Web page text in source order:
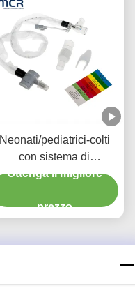
Neonati/pediatrici-colti
con sistema di
aspirazione chiuso
Ottenga il migliore
prezzo